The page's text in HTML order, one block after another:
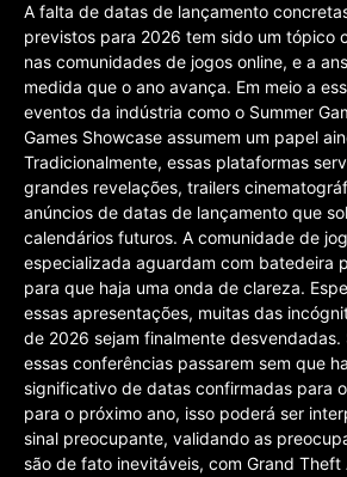
A falta de datas de lançamento
previstos para 2026 tem sido um tópico
nas comunidades de jogos online, e a
medida que o ano avança. Em meio a
eventos da indústria como o Summer
Games Showcase assumem um papel
Tradicionalmente, essas plataformas
grandes revelações, trailers
anúncios de datas de lançamento que
calendários futuros. A comunidade de
especializada aguardam com batedeira
para que haja uma onda de clareza.
essas apresentações, muitas das
de 2026 sejam finalmente desvendadas.
essas conferências passarem sem que
significativo de datas confirmadas para
para o próximo ano, isso poderá ser
sinal preocupante, validando as
são de fato inevitáveis, com Grand Theft